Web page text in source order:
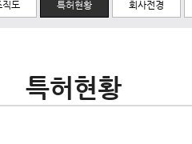
직도 특허현황 회사전경
특허현황